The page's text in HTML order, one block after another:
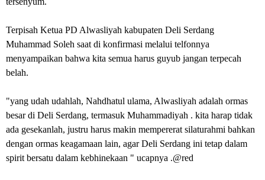
‎Terpisah Ketua PD Alwasliyah kabupaten Deli Serdang
Muhammad Soleh saat di konfirmasi melalui telfonnya
menyampaikan bahwa kita semua harus guyub jangan terpecah
belah.
‎"yang udah udahlah, Nahdhatul ulama, Alwasliyah adalah ormas
besar di Deli Serdang, termasuk Muhammadiyah . kita harap tidak
ada gesekanlah, justru harus makin mempererat silaturahmi bahkan
dengan ormas keagamaan lain, agar Deli Serdang ini tetap dalam
spirit bersatu dalam kebhinekaan " ucapnya .@red